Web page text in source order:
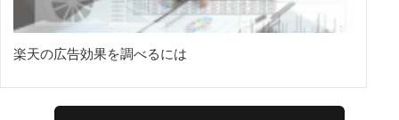
楽天の広告効果を調べるには